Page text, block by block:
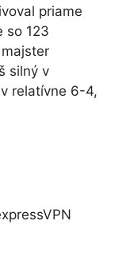
priame
so 123
silný v
relatívne 6-4,